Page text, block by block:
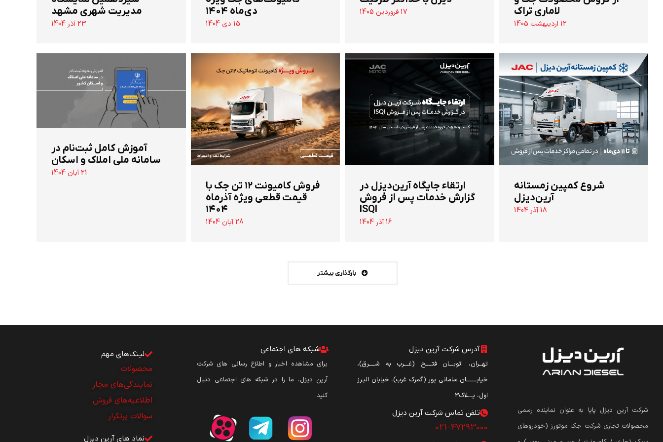
لاماری تراک
12 اردیبهشت 1405
17 فروردین 1405
دی‌ماه ۱۴۰۴
15 دی 1404
مدیریت شهری مشهد
23 آذر 1404
شروع کمپین زمستانه
آرین‌دیزل
18 آذر 1404
ارتقاء جایگاه آرین‌دیزل در
گزارش خدمات پس از فروش
ISQI
16 آذر 1404
‌فروش کامیونت ۱۲ تن جک با
قیمت قطعی ویژه آذرماه
۱۴۰۴
28 آبان 1404
آموزش کامل ثبت‌نام در
سامانه ملی املاک و اسکان
21 آبان 1404
بارگذاری بیشتر
شرکت آرین دیزل پایا به عنوان نماینده رسمی
محصولات تجاری شرکت جک موتورز (خودروهای
آدرس شرکت آرین دیزل
تهــران، اتوبـــان فتــــح (غـــرب به شــــرق)،
خیابـــــــان سامانی پور (گمرک غرب)، خیابان البـرز
اول، پـــلاک3
تلفن تماس شرکت آرین دیزل​
021-47293000
شبکه های اجتماعی
برای مشاهده اخبار و اطلاع رسانی های شرکت
آرین دیزل، ما را در شبکه های اجتماعی دنبال
کنید.
لینک‌های مهم
محصولات
نمایندگی‌های مجاز
اطلاعیه‌های فروش
سوالات پرتکرار
نماد های آرین دیزل